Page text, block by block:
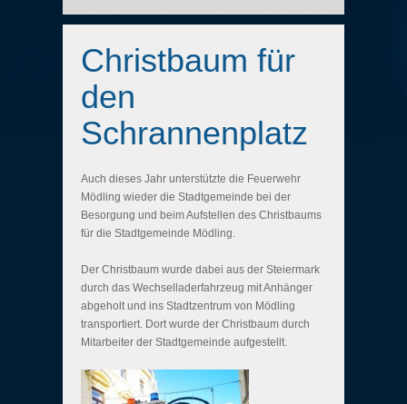
Christbaum für
den
Schrannenplatz
Auch dieses Jahr unterstützte die Feuerwehr
Mödling wieder die Stadtgemeinde bei der
Besorgung und beim Aufstellen des Christbaums
für die Stadtgemeinde Mödling.
Der Christbaum wurde dabei aus der Steiermark
durch das Wechselladerfahrzeug mit Anhänger
abgeholt und ins Stadtzentrum von Mödling
transportiert. Dort wurde der Christbaum durch
Mitarbeiter der Stadtgemeinde aufgestellt.